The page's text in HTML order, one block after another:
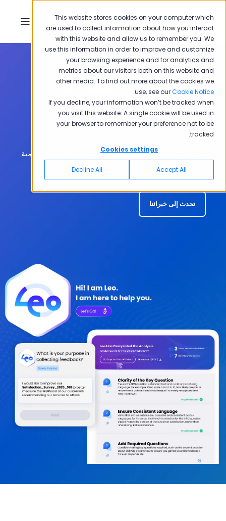
This website stores cookies on your computer which
are used to collect information about how you interact
with this website and allow us to remember you. We
use this information in order to improve and customize
your browsing experience and for analytics and
metrics about our visitors both on this website and
other media. To find out more about the cookies we
use, see ourCookie Notice
.
If you decline, your information won’t be tracked when
you visit this website. A single cookie will be used in
your browser to remember your preference not to be
tracked.
Cookies settings
Accept All
Decline All
حلول إدارة التجربة
الشاملة
منصة مركزية موحدة لجمع تعليقات العملاء والموظفين
وتحليلها والتصرف بناءً عليها عبر جميع نقاط الاتصال الرقمية
والملموسة لتحسين الرضا وتحقيق النمو المستدام.
تحدث إلى خبرائنا